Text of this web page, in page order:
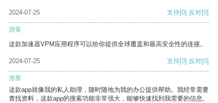
2024-07-25 支持[0] 反对[0]
游客
这款加速器VPM应用程序可以给你提供全球覆盖和最高安全性的连接。
2024-07-25 支持[0] 反对[0]
游客
这款app就像我的私人助理，随时随地为我的办公提供帮助。我经常需要
查找资料，这款app的搜索功能非常强大，能够快速找到我需要的信息。